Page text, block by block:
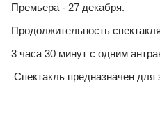
Премьера - 27 декабря.
Продолжительность
3 часа 30 минут с одним
Спектакль предназначен для